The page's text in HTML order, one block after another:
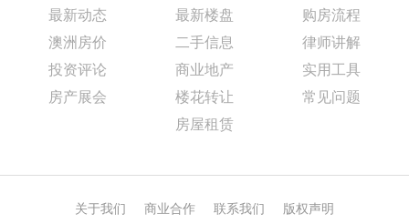
最新动态
澳洲房价
投资评论
房产展会
最新楼盘
二手信息
商业地产
楼花转让
房屋租赁
购房流程
律师讲解
实用工具
常见问题
关于我们 商业合作 联系我们 版权声明